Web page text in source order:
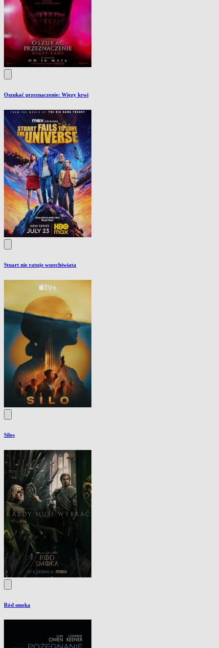
Oszukać przeznaczenie: Więzy krwi
Stuart nie ratuje wszechświata
Silos
Ród smoka